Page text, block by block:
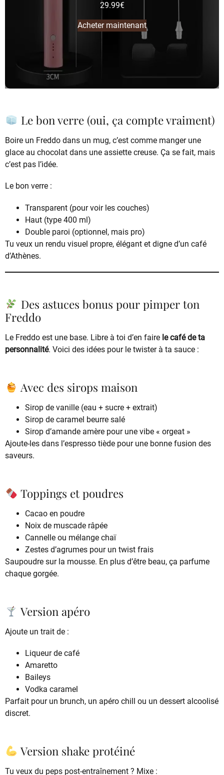
29.99€
Acheter maintenant
Le bon verre (oui, ça compte vraiment)
Boire un Freddo dans un mug, c’est comme manger une
glace au chocolat dans une assiette creuse. Ça se fait, mais
c’est pas l’idée.
Le bon verre :
Transparent (pour voir les couches)
Haut (type 400 ml)
Double paroi (optionnel, mais pro)
Tu veux un rendu visuel propre, élégant et digne d’un café
d’Athènes.
Des astuces bonus pour pimper ton
Freddo
Le Freddo est une base. Libre à toi d’en faire le café de ta
personnalité. Voici des idées pour le twister à ta sauce :
Avec des sirops maison
Sirop de vanille (eau + sucre + extrait)
Sirop de caramel beurre salé
Sirop d’amande amère pour une vibe « orgeat »
Ajoute-les dans l’espresso tiède pour une bonne fusion des
saveurs.
Toppings et poudres
Cacao en poudre
Noix de muscade râpée
Cannelle ou mélange chaï
Zestes d’agrumes pour un twist frais
Saupoudre sur la mousse. En plus d’être beau, ça parfume
chaque gorgée.
Version apéro
Ajoute un trait de :
Liqueur de café
Amaretto
Baileys
Vodka caramel
Parfait pour un brunch, un apéro chill ou un dessert alcoolisé
discret.
Version shake protéiné
Tu veux du peps post-entraînement ? Mixe :